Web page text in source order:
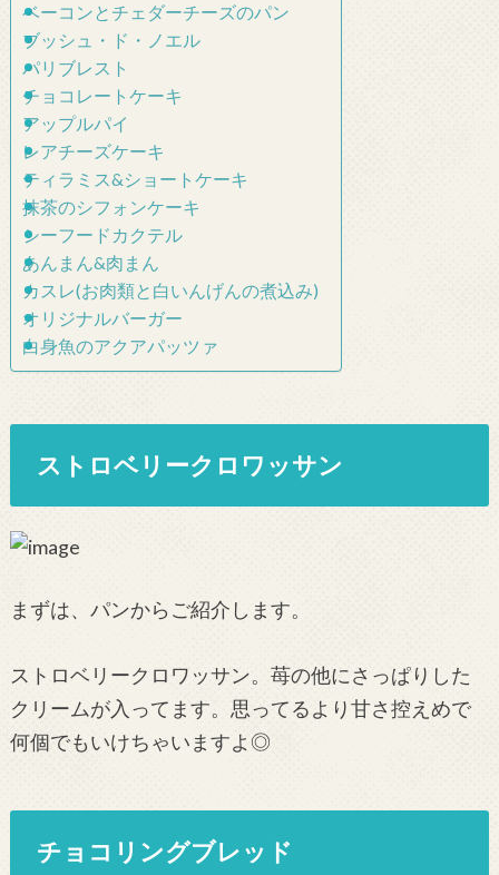
ベーコンとチェダーチーズのパン
ブッシュ・ド・ノエル
パリブレスト
チョコレートケーキ
アップルパイ
レアチーズケーキ
ティラミス&ショートケーキ
抹茶のシフォンケーキ
シーフードカクテル
あんまん&肉まん
カスレ(お肉類と白いんげんの煮込み)
オリジナルバーガー
白身魚のアクアパッツァ
ストロベリークロワッサン
まずは、パンからご紹介します。
ストロベリークロワッサン。苺の他にさっぱりした
クリームが入ってます。思ってるより甘さ控えめで
何個でもいけちゃいますよ◎
チョコリングブレッド